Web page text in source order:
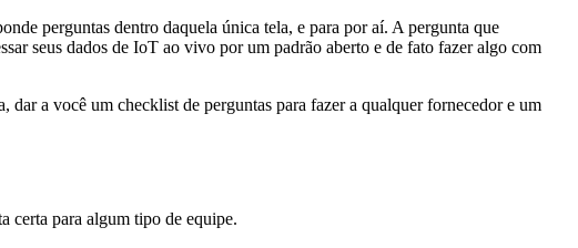
perguntas dentro daquela única tela, e para por aí. A pergunta que
seus dados de IoT ao vivo por um padrão aberto e de fato fazer algo com
dar a você um checklist de perguntas para fazer a qualquer fornecedor e um
certa para algum tipo de equipe.